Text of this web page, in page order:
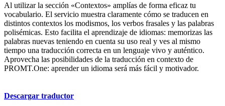
Al utilizar la sección «Contextos» amplías de forma eficaz tu
vocabulario. El servicio muestra claramente cómo se traducen en
distintos contextos los modismos, los verbos frasales y las palabras
polisémicas. Esto facilita el aprendizaje de idiomas: memorizas las
palabras nuevas teniendo en cuenta su uso real y ves al mismo
tiempo una traducción correcta en un lenguaje vivo y auténtico.
Aprovecha las posibilidades de la traducción en contexto de
PROMT.One: aprender un idioma será más fácil y motivador.
Descargar traductor